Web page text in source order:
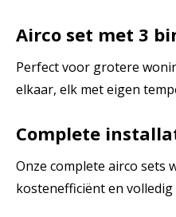
Airco set met 3
Perfect voor grotere
elkaar, elk met eigen
Complete
Onze complete airco sets
kostenefficiënt en